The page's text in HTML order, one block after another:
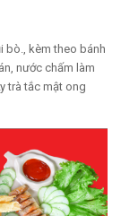
bò., kèm theo bánh
nước chấm làm
trà tắc mật ong